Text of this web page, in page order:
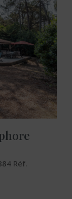
Réf.